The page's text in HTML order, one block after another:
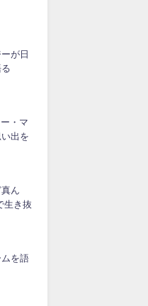
が日
・マ
出を
ん
生き抜
を語